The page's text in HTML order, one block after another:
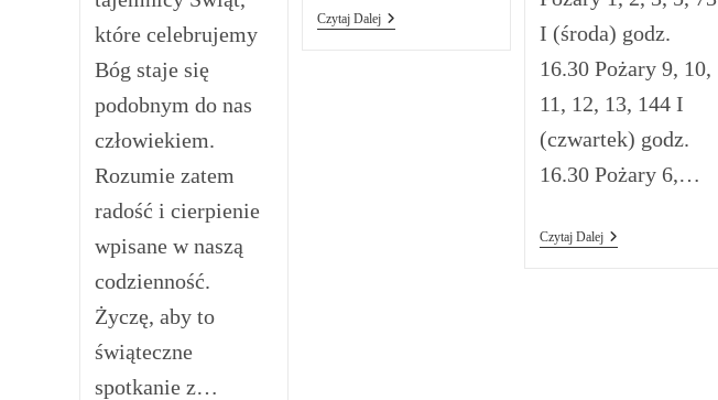
które celebrujemy
Bóg staje się
podobnym do nas
człowiekiem.
Rozumie zatem
radość i cierpienie
wpisane w naszą
codzienność.
Życzę, aby to
świąteczne
spotkanie z…
Czytaj DalejNasz
I (środa) godz.
16.30 Pożary 9, 10,
11, 12, 13, 144 I
(czwartek) godz.
16.30 Pożary 6,…
Czytaj DalejPlan